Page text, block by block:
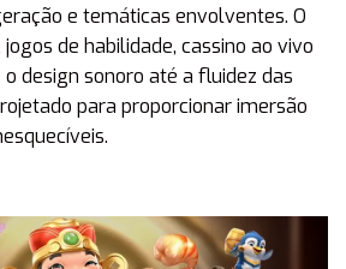
e temáticas envolventes. O
de habilidade, cassino ao vivo
design sonoro até a fluidez das
para proporcionar imersão